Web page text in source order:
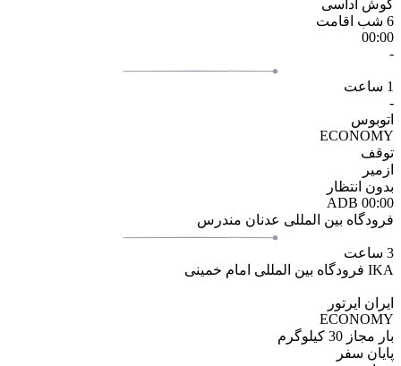
کوش آداسی
6 شب اقامت
00:00
-
1 ساعت
-
اتوبوس
ECONOMY
توقف
ازمیر
بدون انتظار
ADB 00:00
فرودگاه بین المللی عدنان مندرس
3 ساعت
IKA فرودگاه بین المللی امام خمینی
ایران ایرتور
ECONOMY
بار مجاز 30 کیلوگرم
پایان سفر